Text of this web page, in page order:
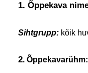
1. Õppekava
Sihtgrupp: kõik
2.